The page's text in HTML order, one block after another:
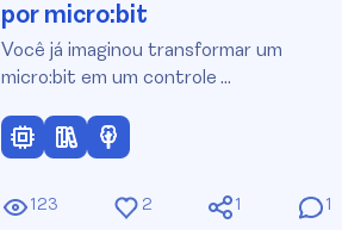
por micro:bit
Você já imaginou transformar um
micro:bit em um controle …
123 2 1 1